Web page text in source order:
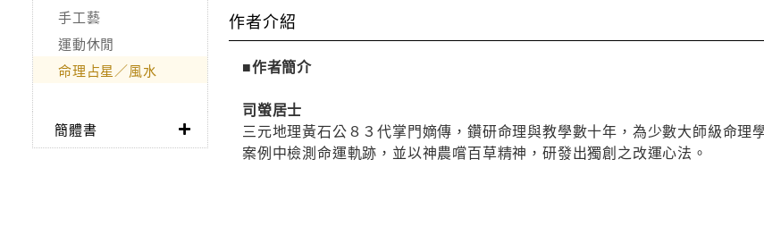
手工藝
運動休閒
命理占星／風水
簡體書
作者介紹
■作者簡介
司螢居士
三元地理黃石公８３代掌門嫡傳，鑽研命理與教學數十年，為少數大師級命
案例中檢測命運軌跡，並以神農嚐百草精神，研發出獨創之改運心法。